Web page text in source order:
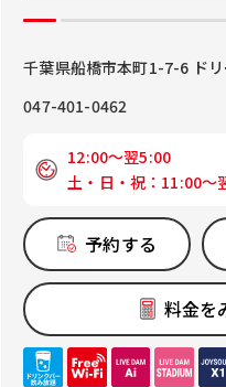
千葉県船橋市本町1-7-6 ド
047-401-0462
12:00～翌5:00
土・日・祝：11:00～
予約する
料金を